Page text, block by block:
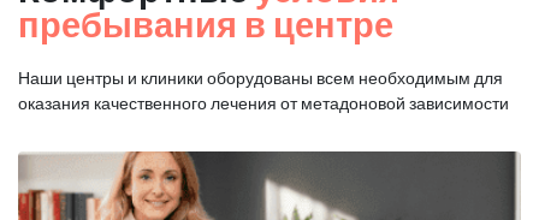
пребывания в центре
Наши центры и клиники оборудованы всем необходимым для
оказания качественного лечения от метадоновой зависимости